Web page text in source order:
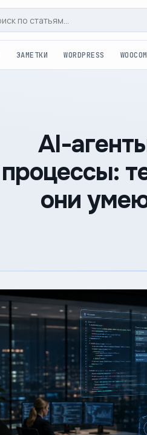
ЗАМЕТКИ WORDPRESS
AI-
процессы:
они